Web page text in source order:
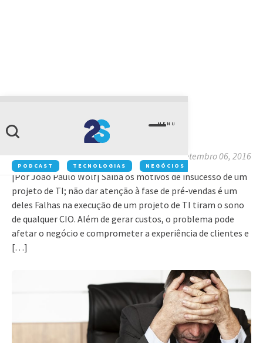
MENU
PODCAST TECNOLOGIAS NEGÓCIOS
Por que deu errado?
setembro 06, 2016
|Por João Paulo Wolf| Saiba os motivos de insucesso de um
projeto de TI; não dar atenção à fase de pré-vendas é um
deles Falhas na execução de um projeto de TI tiram o sono
de qualquer CIO. Além de gerar custos, o problema pode
afetar o negócio e comprometer a experiência de clientes e
[…]